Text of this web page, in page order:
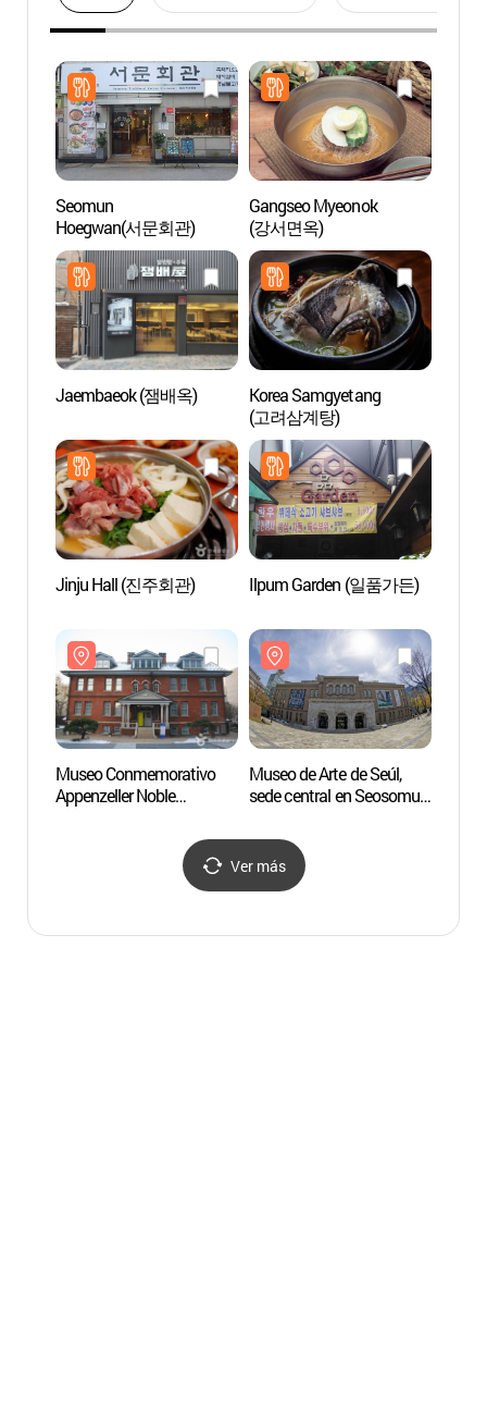
Seomun
Hoegwan(서문회관)
Gangseo Myeonok
(강서면옥)
Jaembaeok (잼배옥)
Korea Samgyetang
(고려삼계탕)
Jinju Hall (진주회관) Ilpum Garden (일품가든)
Museo Conmemorativo
Appenzeller Noble
Museo de Arte de Seúl,
sede central en Seosomun
(서소문본관))
Ver más